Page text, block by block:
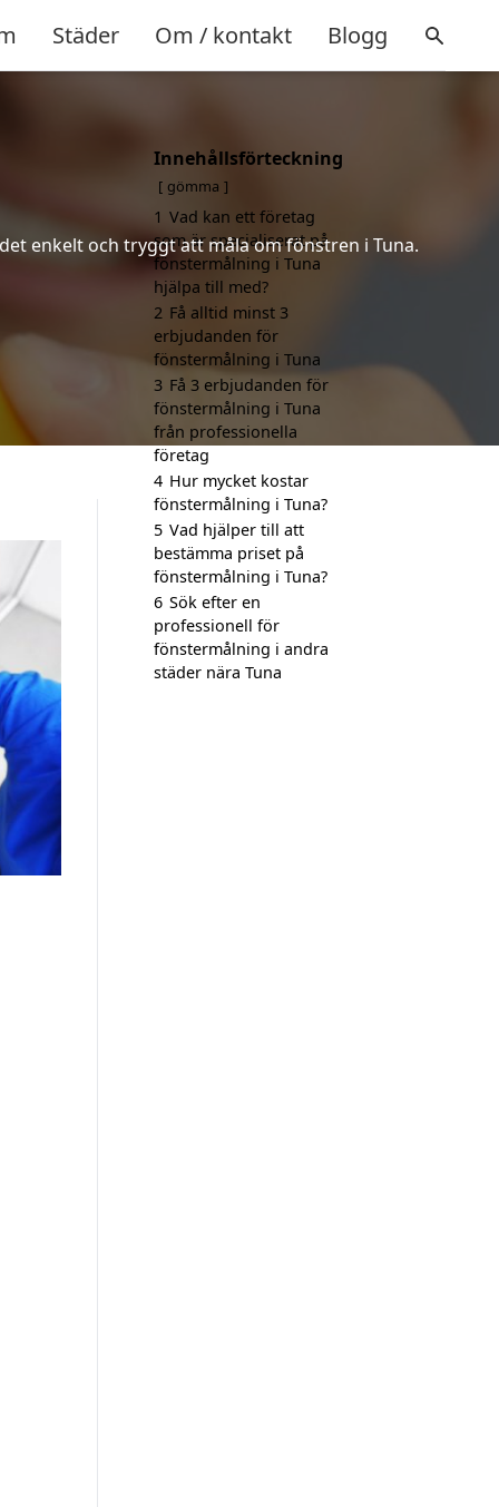
Städer Om / kontakt Blogg
enkelt och tryggt att måla om fönstren i Tuna.
Innehållsförteckning
gömma
1 Vad kan ett företag
som är specialiserat på
fönstermålning i Tuna
hjälpa till med?
2 Få alltid minst 3
erbjudanden för
fönstermålning i Tuna
3 Få 3 erbjudanden för
fönstermålning i Tuna
från professionella
företag
4 Hur mycket kostar
fönstermålning i Tuna?
5 Vad hjälper till att
bestämma priset på
fönstermålning i Tuna?
6 Sök efter en
professionell för
fönstermålning i andra
städer nära Tuna